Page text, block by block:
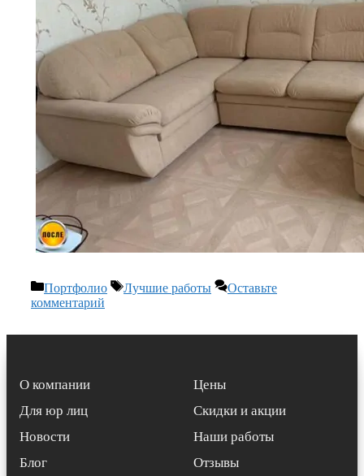
Рубрики
Портфолио Метки
Лучшие работы
Оставьте
комментарий
О компании
Для юр лиц
Новости
Блог
Цены
Скидки и акции
Наши работы
Отзывы